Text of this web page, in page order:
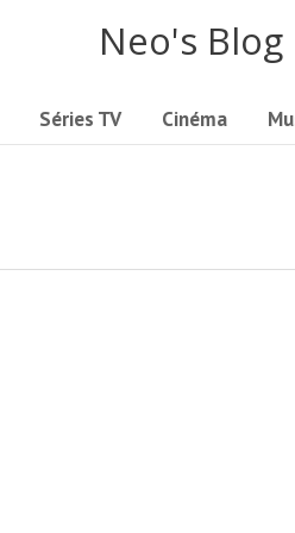
Neo's Blog
Séries TV Cinéma